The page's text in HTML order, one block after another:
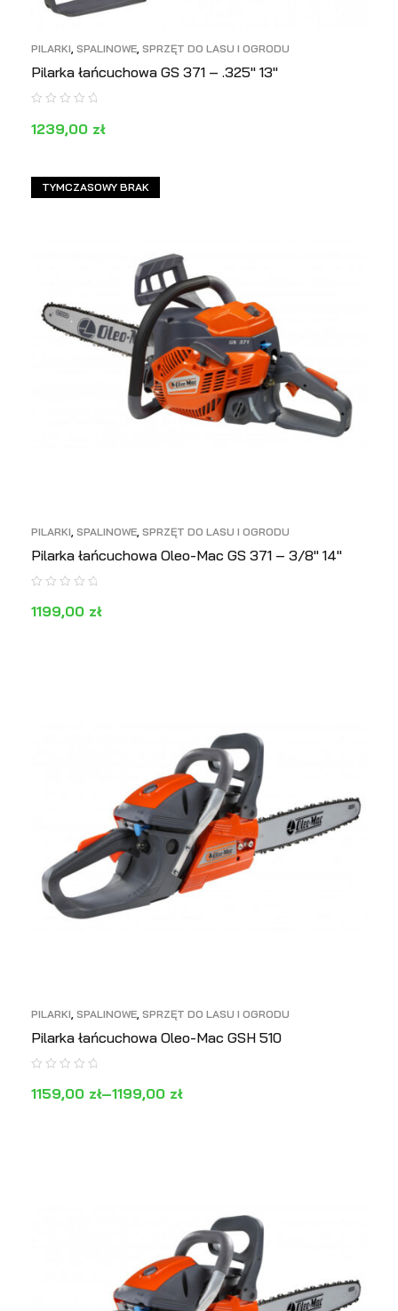
PILARKI, SPALINOWE, SPRZĘT DO LASU I OGRODU
Pilarka łańcuchowa GS 371 – .325″ 13″
1239,00 zł
TYMCZASOWY BRAK
PILARKI SPALINOWE SPRZĘT DO LASU I OGRODU
Pilarka łańcuchowa Oleo-Mac GS 371 – 3/8″ 14″
1199,00 zł
PILARKI, SPALINOWE, SPRZĘT DO LASU I OGRODU
Pilarka łańcuchowa Oleo-Mac GSH 510
1159,00 zł–1199,00 zł